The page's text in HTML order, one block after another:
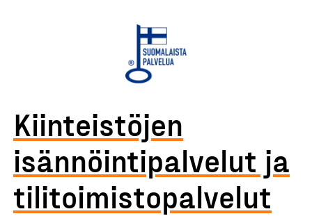
Kiinteistöjen
isännöintipalvelut ja
tilitoimistopalvelut